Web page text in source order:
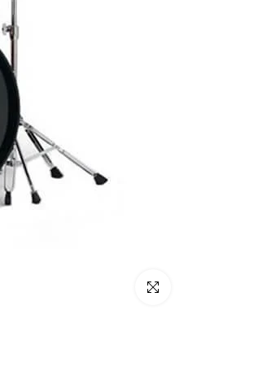
Click para alargar